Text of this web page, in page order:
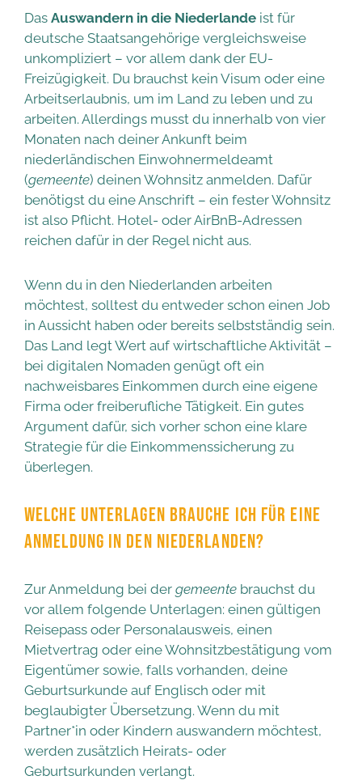
Das Auswandern in die Niederlande ist für
deutsche Staatsangehörige vergleichsweise
unkompliziert – vor allem dank der EU-
Freizügigkeit. Du brauchst kein Visum oder eine
Arbeitserlaubnis, um im Land zu leben und zu
arbeiten. Allerdings musst du innerhalb von vier
Monaten nach deiner Ankunft beim
niederländischen Einwohnermeldeamt
(gemeente) deinen Wohnsitz anmelden. Dafür
benötigst du eine Anschrift – ein fester Wohnsitz
ist also Pflicht. Hotel- oder AirBnB-Adressen
reichen dafür in der Regel nicht aus.
Wenn du in den Niederlanden arbeiten
möchtest, solltest du entweder schon einen Job
in Aussicht haben oder bereits selbstständig sein.
Das Land legt Wert auf wirtschaftliche Aktivität –
bei digitalen Nomaden genügt oft ein
nachweisbares Einkommen durch eine eigene
Firma oder freiberufliche Tätigkeit. Ein gutes
Argument dafür, sich vorher schon eine klare
Strategie für die Einkommenssicherung zu
überlegen.
WELCHE UNTERLAGEN BRAUCHE ICH FÜR EINE
ANMELDUNG IN DEN NIEDERLANDEN?
Zur Anmeldung bei der gemeente brauchst du
vor allem folgende Unterlagen: einen gültigen
Reisepass oder Personalausweis, einen
Mietvertrag oder eine Wohnsitzbestätigung vom
Eigentümer sowie, falls vorhanden, deine
Geburtsurkunde auf Englisch oder mit
beglaubigter Übersetzung. Wenn du mit
Partner*in oder Kindern auswandern möchtest,
werden zusätzlich Heirats- oder
Geburtsurkunden verlangt.